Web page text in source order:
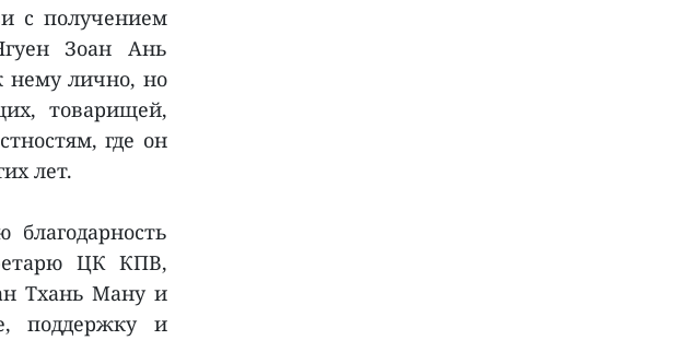
с получением
Зоан Ань
нему лично, но
товарищей,
где он
лет.
ЦК КПВ,
Тхань Ману и
поддержку и